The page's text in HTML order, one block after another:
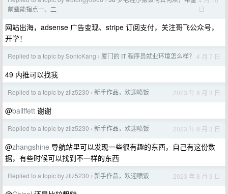
前辈能指点一、二
日
网站出海，adsense 广告变现、stripe 订阅支付，关注哥飞公众号，
开学！
Replied to a topic by SonicKang › 厦门的 IT 程序员就业环境怎么样？ 4 月 7 日
49 内推可以找我
Replied to a topic by zllz5230 › 新手作品，欢迎喷饭 2023 年 8 月 3 日
@ballffett 谢谢
Replied to a topic by zllz5230 › 新手作品，欢迎喷饭 2023 年 8 月 3 日
@zhangshine 导航站里可以发现一些很有趣的东西，自己有这份数
据，有些时候可以找到不一样的东西
Replied to a topic by zllz5230 › 新手作品，欢迎喷饭 2023 年 8 月 3 日